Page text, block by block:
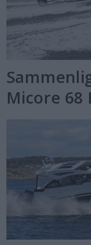
Micore 68